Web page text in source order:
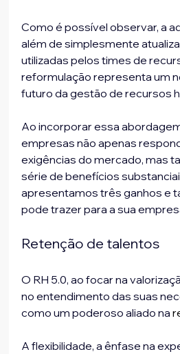
Como é possível observar, a
além de simplesmente
utilizadas pelos times de
reformulação representa um
futuro da gestão de recursos
Ao incorporar essa
empresas não apenas
exigências do mercado, mas
série de benefícios
apresentamos três ganhos e
pode trazer para a sua
Retenção de talentos
O RH 5.0, ao focar na
no entendimento das suas
como um poderoso aliado na
A flexibilidade, a ênfase na